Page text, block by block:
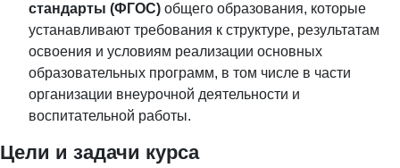
стандарты (ФГОС) общего образования, которые
устанавливают требования к структуре, результатам
освоения и условиям реализации основных
образовательных программ, в том числе в части
организации внеурочной деятельности и
воспитательной работы.
Цели и задачи курса